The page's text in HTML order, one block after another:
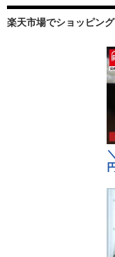
楽天市場でショッピング